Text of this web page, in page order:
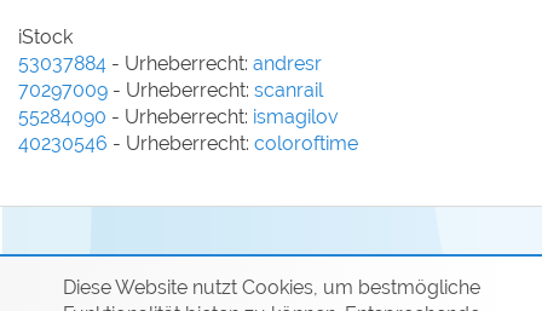
Diese Website nutzt Cookies, um bestmögliche
iStock
53037884 - Urheberrecht: andresr
70297009 - Urheberrecht: scanrail
55284090 - Urheberrecht: ismagilov
40230546 - Urheberrecht: coloroftime